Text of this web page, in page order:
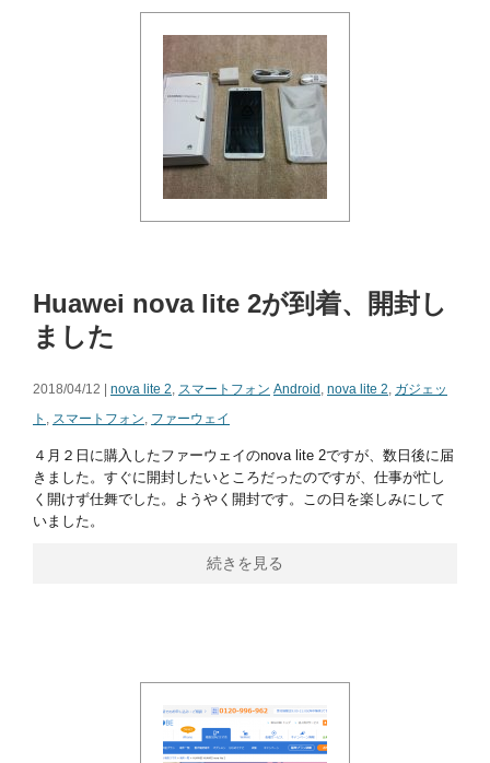
Huawei nova lite 2が到着、開封し
ました
2018/04/12 | nova lite 2, スマートフォン Android , nova lite 2, ガジェッ
ト , スマートフォン, ファーウェイ
４月２日に購入したファーウェイのnova lite 2ですが、数日後に届
きました。すぐに開封したいところだったのですが、仕事が忙し
く開けず仕舞でした。ようやく開封です。この日を楽しみにして
いました。
続きを見る